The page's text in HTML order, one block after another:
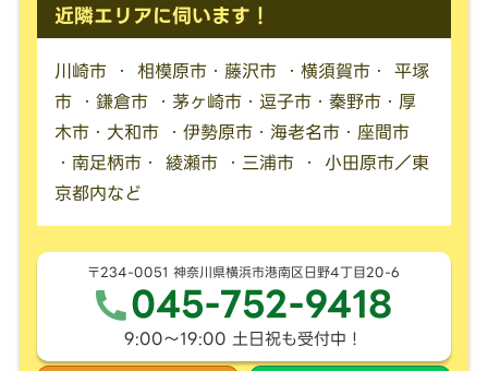
近隣エリアに伺います！
川崎市 ・ 相模原市・藤沢市 ・横須賀市・ 平塚
市 ・鎌倉市 ・茅ヶ崎市・逗子市・秦野市・厚
木市・大和市 ・伊勢原市・海老名市・座間市
・南足柄市・ 綾瀬市 ・三浦市 ・ 小田原市／東
京都内など
〒234-0051 神奈川県横浜市港南区日野4丁目20-6
045-752-9418
9:00〜19:00 土日祝も受付中！